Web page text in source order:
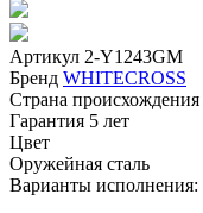
Артикул 2-Y1243GM
Бренд WHITECROSS
Страна происхождения
Гарантия 5 лет
Цвет
Оружейная сталь
Варианты исполнения: